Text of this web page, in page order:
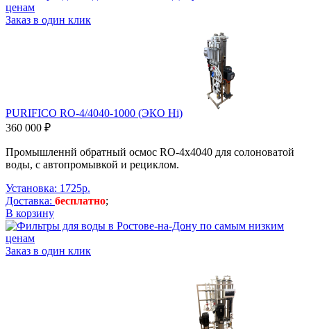
Заказ в один клик
PURIFICO RO-4/4040-1000 (ЭКО Hi)
360 000 ₽
Промышленнй обратный осмос RO-4х4040 для солоноватой
воды, с автопромывкой и рециклом.
Установка: 1725р.
Доставка: бесплатно;
В корзину
Заказ в один клик